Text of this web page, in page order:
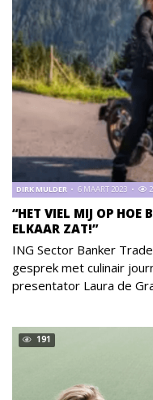
“HET VIEL MIJ OP HOE
ELKAAR ZAT!”
DIRK MULDER 6 MAART 2023
ING Sector Banker
gesprek met culinair
presentator Laura de
191